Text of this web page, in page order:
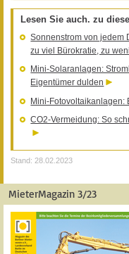
Lesen Sie auch. zu
Sonnenstrom von jedem
zu viel Bürokratie, zu
Mini-Solaranlagen:
Eigentümer dulden
Mini-Fotovoltaikanlagen:
CO2-Vermeidung: So
Stand: 28.02.2023
MieterMagazin 3/23